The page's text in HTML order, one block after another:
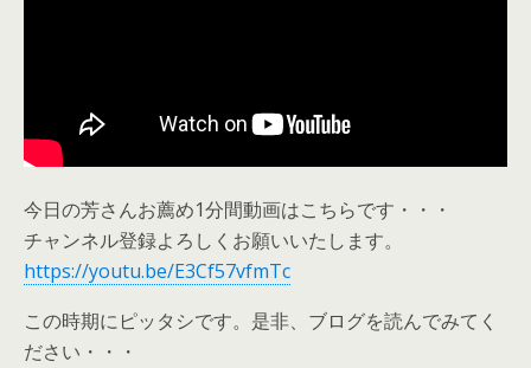
今日の芳さんお薦め1分間動画はこちらです・・・
チャンネル登録よろしくお願いいたします。
https://youtu.be/E3Cf57vfmTc
この時期にピッタシです。是非、ブログを読んでみてく
ださい・・・